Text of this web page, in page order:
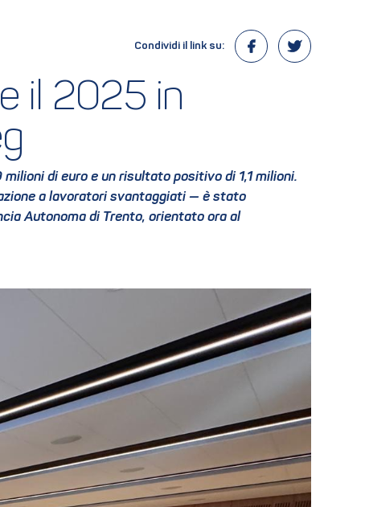
Condividi il link su:
il 2025 in
di euro e un risultato positivo di 1,1 milioni.
a lavoratori svantaggiati — è stato
Autonoma di Trento, orientato ora al